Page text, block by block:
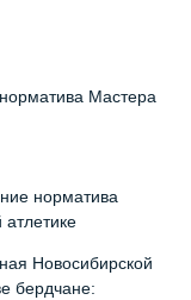
Мастера
норматива
Новосибирской
бердчане: